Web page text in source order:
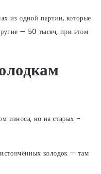
из одной партии, которые
— 50 тысяч, при этом
износа, но на старых –
колодок — там